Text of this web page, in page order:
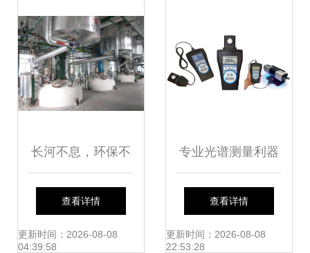
长河不息，环保不
止 环境检测如何守
护我们的“地球家
查看详情
更新时间：2026-08-08
04:39:58
专业光谱测量利器
Spectronics
AccuMAX 系列照
查看详情
更新时间：2026-08-08
22:53:28